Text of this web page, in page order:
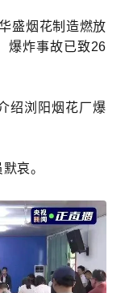
盛烟花制造燃放
爆炸事故已致26
绍浏阳烟花厂爆
哀。